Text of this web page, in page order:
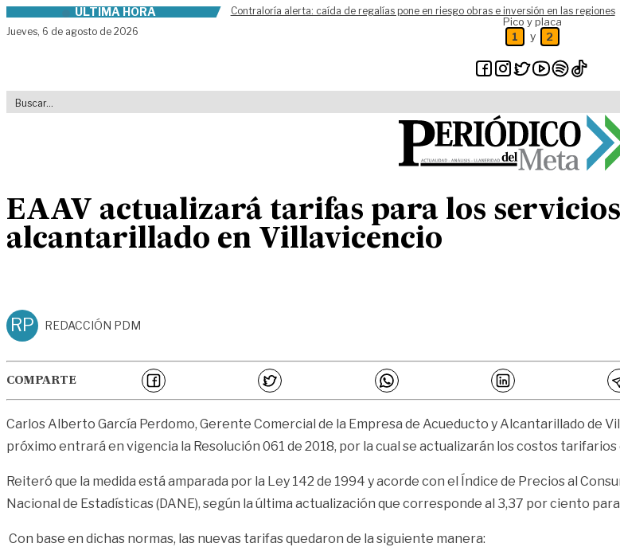
Skip to contentÚLTIMA HORA
Contraloría alerta: caída de regalías pone en riesgo obras e inversión en las regiones
Jueves, 6 de agosto de 2026
Pico y placa
1 y 2
EAAV actualizará tarifas para los
alcantarillado en Villavicencio
RP REDACCIÓN PDM
COMPARTE
Carlos Alberto García Perdomo, Gerente Comercial de la Empresa de Acueducto y Alcantarillado de
próximo entrará en vigencia la Resolución 061 de 2018, por la cual se actualizarán los costos
Reiteró que la medida está amparada por la Ley 142 de 1994 y acorde con el Índice de Precios al
Nacional de Estadísticas (DANE), según la última actualización que corresponde al 3,37 por ciento
Con base en dichas normas, las nuevas tarifas quedaron de la siguiente manera: